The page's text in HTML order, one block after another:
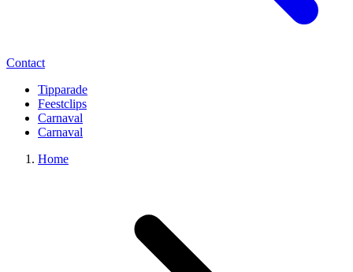
Contact
Tipparade
Feestclips
Carnaval
Carnaval
Home